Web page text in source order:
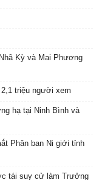
Kỳ và Mai Phương
triệu người xem
hạ tại Ninh Bình và
Phân ban Ni giới tỉnh
tái suy cử làm Trưởng